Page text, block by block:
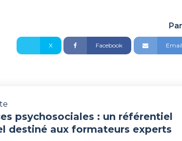
X Facebook Email
psychosociales : un référentiel
destiné aux formateurs experts